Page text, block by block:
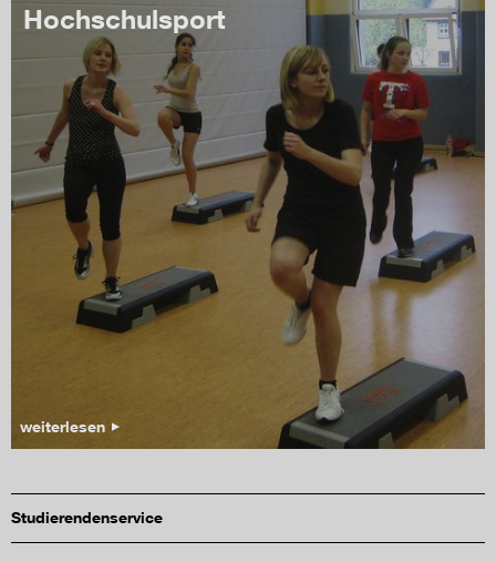
Hochschulsport
weiterlesen
Studierendenservice